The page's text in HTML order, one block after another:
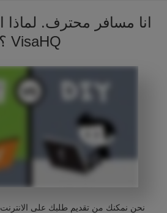
انا مسافر محترف.
VisaHQ ؟
نحن نمكنك من تقديم طلبك على